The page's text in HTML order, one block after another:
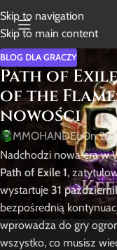
Skip to navigation
Skip to main content
BLOG DLA GRACZY
Path of Exile
of the
nowości
MMOHANDELOn 29
Nadchodzi nowa era w
Path of Exile 1,
wystartuje 31
bezpośrednią
wprowadza do gry
wszystko, co musisz